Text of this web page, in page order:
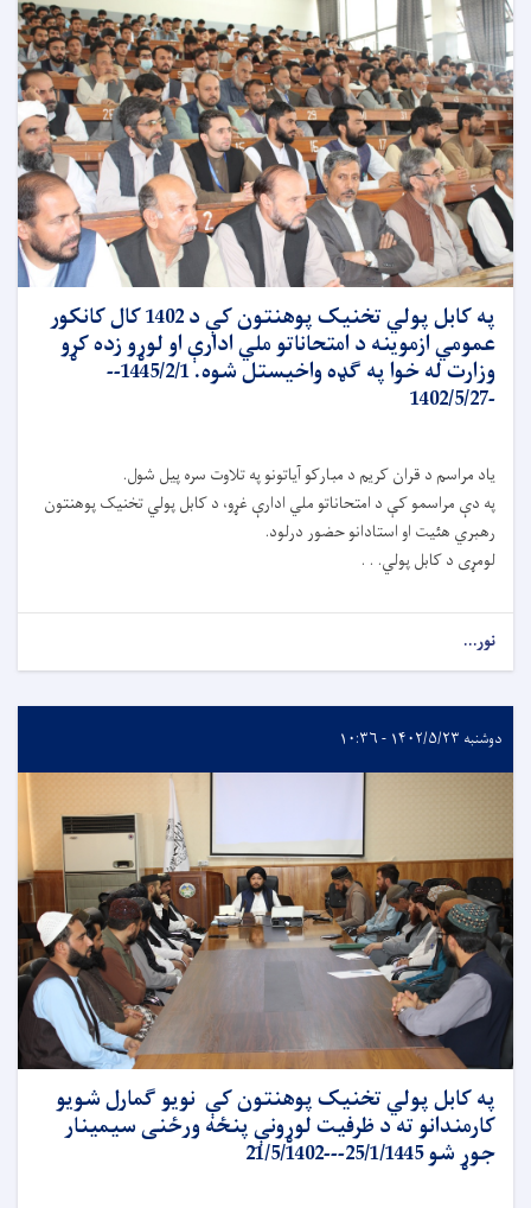
په کابل پولي تخنیک پوهنتون کې د 1402 کال کانکور
عمومي ازموینه د امتحاناتو ملي ادارې او لوړو زده کړو
وزارت له خوا په ګډه واخیستل شوه. 1445/2/1--
-1402/5/27
یاد مراسم د قران کریم د مبارکو آیاتونو په تلاوت سره پیل شول.
په دې مراسمو کې د امتحاناتو ملي ادارې غړو، د کابل پولي تخنیک پوهنتون
رهبري هئیت او استادانو حضور درلود.
لومړی د کابل پولي. . .
نور...
دوشنبه ۱۴۰۲/۵/۲۳ - ۱۰:۳۶
په کابل پولي تخنیک پوهنتون کې نویو ګمارل شویو
کارمندانو ته د ظرفیت لوړونې پنځه ورځنی سیمینار
جوړ شو 25/1/1445---21/5/1402